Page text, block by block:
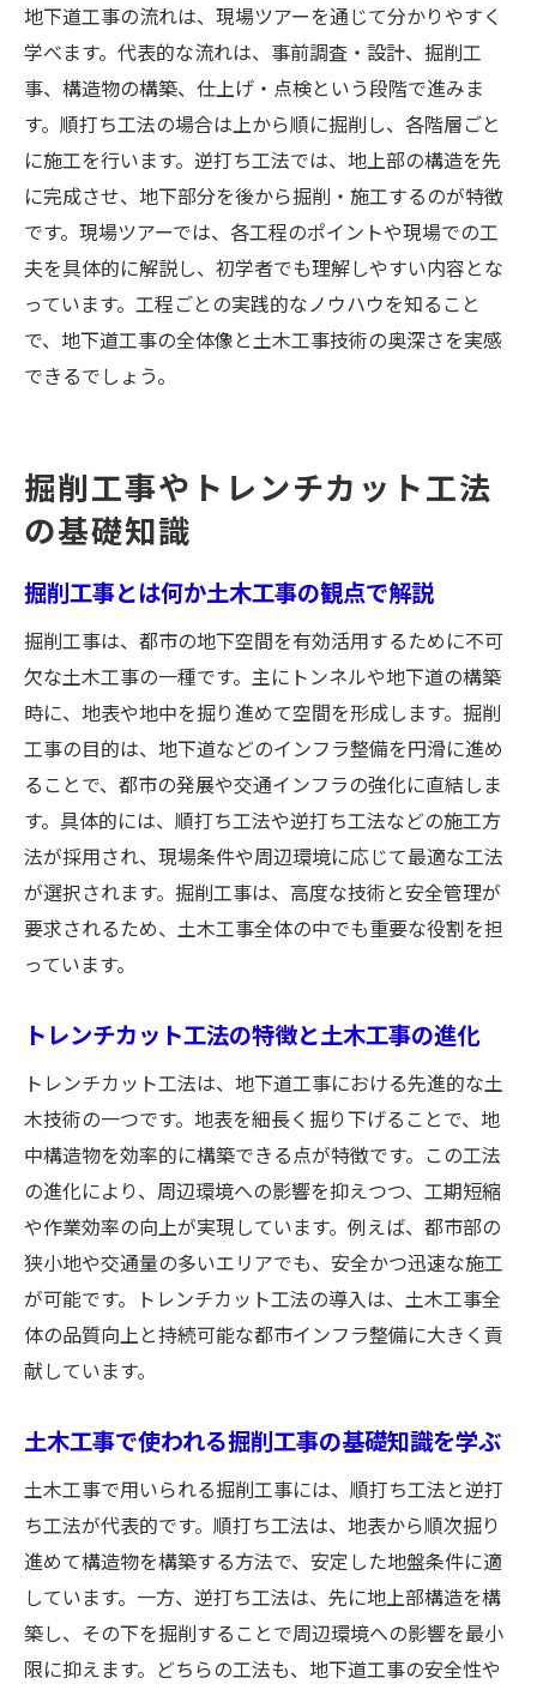
地下道工事の流れは、現場ツアーを通じて分かりやすく
学べます。代表的な流れは、事前調査・設計、掘削工
事、構造物の構築、仕上げ・点検という段階で進みま
す。順打ち工法の場合は上から順に掘削し、各階層ごと
に施工を行います。逆打ち工法では、地上部の構造を先
に完成させ、地下部分を後から掘削・施工するのが特徴
です。現場ツアーでは、各工程のポイントや現場での工
夫を具体的に解説し、初学者でも理解しやすい内容とな
っています。工程ごとの実践的なノウハウを知ること
で、地下道工事の全体像と土木工事技術の奥深さを実感
できるでしょう。
掘削工事やトレンチカット工法
の基礎知識
掘削工事とは何か土木工事の観点で解説
掘削工事は、都市の地下空間を有効活用するために不可
欠な土木工事の一種です。主にトンネルや地下道の構築
時に、地表や地中を掘り進めて空間を形成します。掘削
工事の目的は、地下道などのインフラ整備を円滑に進め
ることで、都市の発展や交通インフラの強化に直結しま
す。具体的には、順打ち工法や逆打ち工法などの施工方
法が採用され、現場条件や周辺環境に応じて最適な工法
が選択されます。掘削工事は、高度な技術と安全管理が
要求されるため、土木工事全体の中でも重要な役割を担
っています。
トレンチカット工法の特徴と土木工事の進化
トレンチカット工法は、地下道工事における先進的な土
木技術の一つです。地表を細長く掘り下げることで、地
中構造物を効率的に構築できる点が特徴です。この工法
の進化により、周辺環境への影響を抑えつつ、工期短縮
や作業効率の向上が実現しています。例えば、都市部の
狭小地や交通量の多いエリアでも、安全かつ迅速な施工
が可能です。トレンチカット工法の導入は、土木工事全
体の品質向上と持続可能な都市インフラ整備に大きく貢
献しています。
土木工事で使われる掘削工事の基礎知識を学ぶ
土木工事で用いられる掘削工事には、順打ち工法と逆打
ち工法が代表的です。順打ち工法は、地表から順次掘り
進めて構造物を構築する方法で、安定した地盤条件に適
しています。一方、逆打ち工法は、先に地上部構造を構
築し、その下を掘削することで周辺環境への影響を最小
限に抑えます。どちらの工法も、地下道工事の安全性や